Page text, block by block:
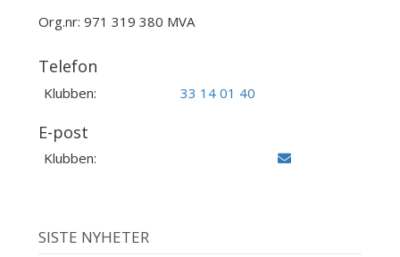
Org.nr: 971 319 380 MVA
Telefon
Klubben: 33 14 01 40
E-post
Klubben:
SISTE NYHETER